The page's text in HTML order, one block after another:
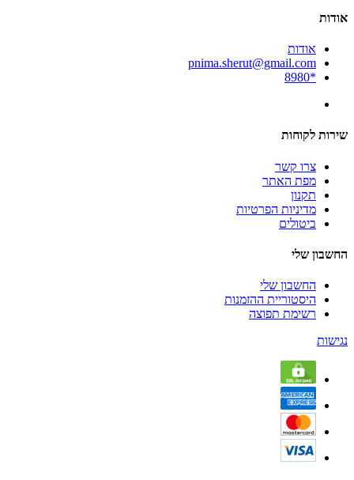
אודות
אודות
pnima.sherut@gmail.com
*8980
שירות לקוחות
צרו קשר
מפת האתר
תקנון
מדיניות הפרטיות
ביטולים
החשבון שלי
החשבון שלי
היסטוריית ההזמנות
רשימת תפוצה
נגישות